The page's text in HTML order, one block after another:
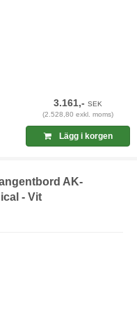
3.161,-SEK
(2.528,80 exkl. moms)
Lägg i korgen
AK-
- Vit